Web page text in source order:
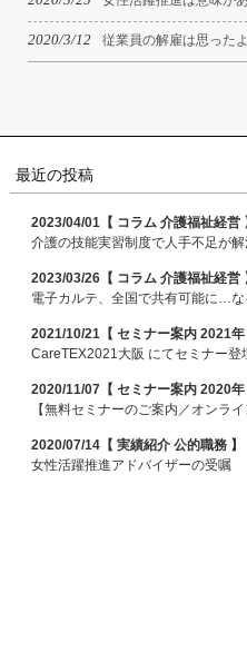
2020/3/12 従業員の解雇は思った
最近の投稿
2023/04/01【 コラム 介護福祉経営
介護の技能実習制度で人手不足が解
2023/03/26【 コラム 介護福祉経営
電子カルテ、全国で共有可能に…な
2021/10/21【 セミナー案内 2021年
CareTEX2021大阪 にてセミナー登
2020/11/07【 セミナー案内 2020年
【無料セミナーのご案内／オンラ
2020/07/14【 実績紹介 公的職務 】
女性活躍推進アドバイザーの受嘱